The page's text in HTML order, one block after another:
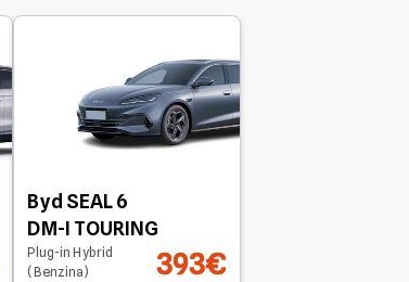
Byd SEAL 6
DM-I TOURING
Plug-in Hybrid
(Benzina)
393€